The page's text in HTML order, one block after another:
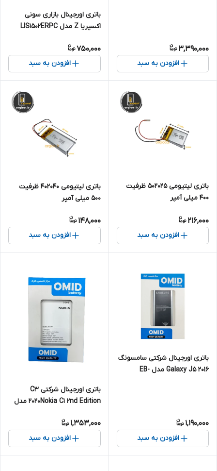
3,390,000
افزودن به سبد
باتری اورجینال بازاری سونی
اکسپریا Z مدل LIS1502ERPC
750,000
افزودن به سبد
باتری لیتیومی ۵۰۲۰۲۵ ظرفیت
۴۰۰ میلی آمپر
216,000
افزودن به سبد
باتری لیتیومی 402040 ظرفیت
500 میلی آمپر
148,000
افزودن به سبد
باتری اورجینال شرکتی سامسونگ
Galaxy J5 2016 مدل EB-
1,190,000
افزودن به سبد
باتری اورجینال شرکتی C3
2020Nokia C1 2nd Edition مدل
1,353,000
افزودن به سبد